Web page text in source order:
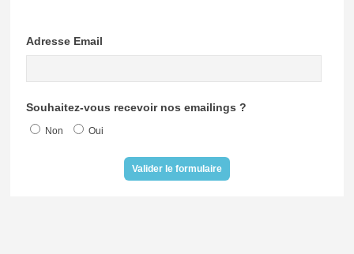
Adresse Email
Souhaitez-vous recevoir nos emailings ?
Non Oui
Valider le formulaire